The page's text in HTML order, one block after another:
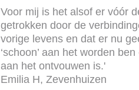
Voor mij is het alsof er vóór
getrokken door de
vorige levens en dat er nu
‘schoon’ aan het worden
aan het ontvouwen is.'
Emilia H, Zevenhuizen